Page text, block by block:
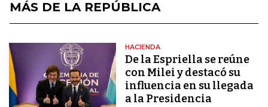
MÁS DE LA REPÚBLICA
HACIENDA
De la Espriella se reúne
con Milei y destacó su
influencia en su llegada
a la Presidencia